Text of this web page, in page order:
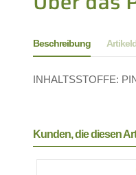
Beschreibung
INHALTSSTOFFE:
Kunden, die diesen